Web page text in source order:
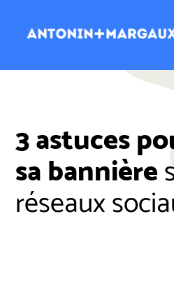
3 astuces
sa bannière
réseaux